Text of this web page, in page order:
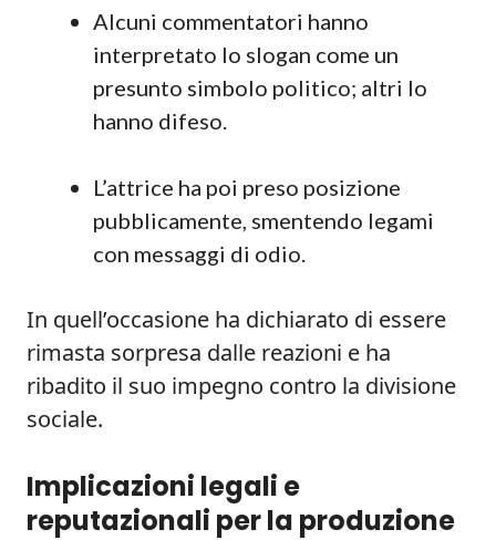
Alcuni commentatori hanno
interpretato lo slogan come un
presunto simbolo politico; altri lo
hanno difeso.
L’attrice ha poi preso posizione
pubblicamente, smentendo legami
con messaggi di odio.
In quell’occasione ha dichiarato di essere
rimasta sorpresa dalle reazioni e ha
ribadito il suo impegno contro la divisione
sociale.
Implicazioni legali e
reputazionali per la produzione